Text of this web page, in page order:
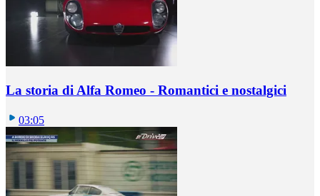
La storia di Alfa Romeo - Romantici e nostalgici
03:05